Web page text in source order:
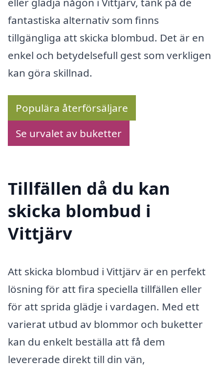
fantastiska alternativ som finns
tillgängliga att skicka blombud. Det är en
enkel och betydelsefull gest som verkligen
kan göra skillnad.
Populära återförsäljare
Se urvalet av buketter
Tillfällen då du kan
skicka blombud i
Vittjärv
Att skicka blombud i Vittjärv är en perfekt
lösning för att fira speciella tillfällen eller
för att sprida glädje i vardagen. Med ett
varierat utbud av blommor och buketter
kan du enkelt beställa att få dem
levererade direkt till din vän,